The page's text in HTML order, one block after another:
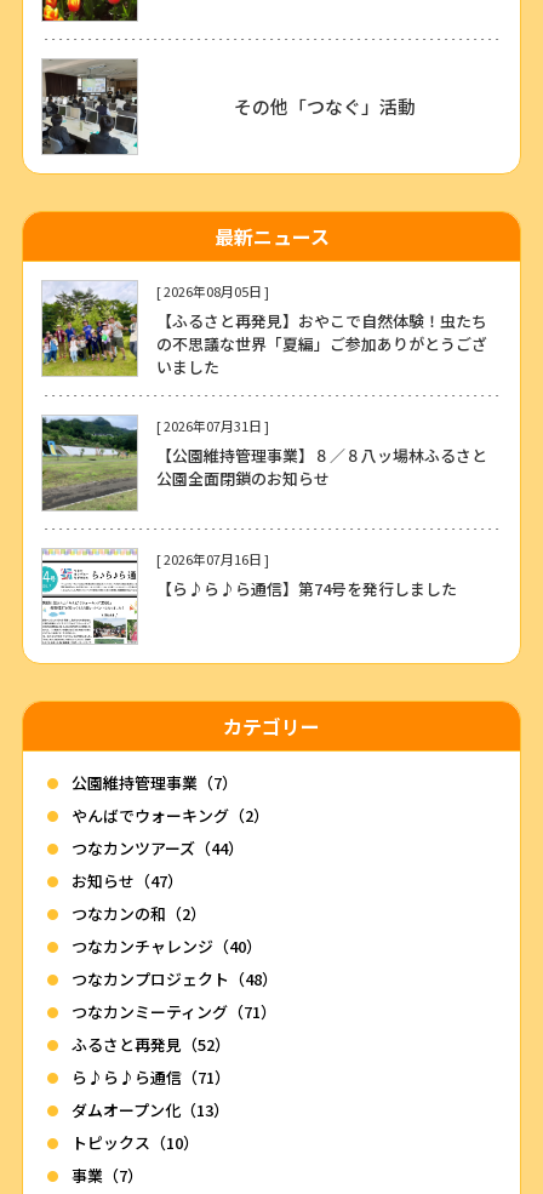
その他「つなぐ」活動
最新ニュース
[ 2026年08月05日 ]
【ふるさと再発見】おやこで自然体験！虫たち
の不思議な世界「夏編」ご参加ありがとうござ
いました
[ 2026年07月31日 ]
【公園維持管理事業】８／８八ッ場林ふるさと
公園全面閉鎖のお知らせ
[ 2026年07月16日 ]
【ら♪ら♪ら通信】第74号を発行しました
カテゴリー
公園維持管理事業（7）
やんばでウォーキング（2）
つなカンツアーズ（44）
お知らせ（47）
つなカンの和（2）
つなカンチャレンジ（40）
つなカンプロジェクト（48）
つなカンミーティング（71）
ふるさと再発見（52）
ら♪ら♪ら通信（71）
ダムオープン化（13）
トピックス（10）
事業（7）